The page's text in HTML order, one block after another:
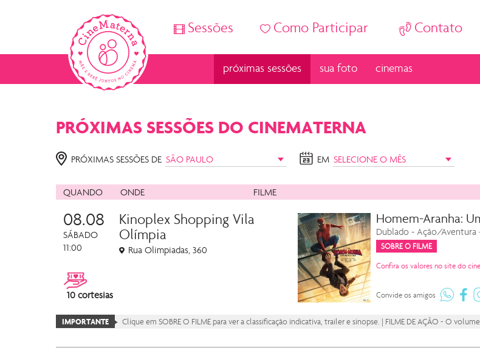
Sessões Como Participar Contato
próximas sessões sua foto cinemas
PRÓXIMAS SESSÕES DO CINEMATERNA
PRÓXIMAS SESSÕES DE EM
QUANDO ONDE FILME
08.08
SÁBADO
11:00
10 cortesias
Kinoplex Shopping Vila
Olímpia
Rua Olimpiadas, 360
Homem-Aranha:
Dublado - Ação/Aventura
SOBRE O FILME
Confira os valores no site do
Convide os amigos
IMPORTANTE Clique em SOBRE O FILME para ver a classificação indicativa, trailer e sinopse. | FILME DE AÇÃO - O